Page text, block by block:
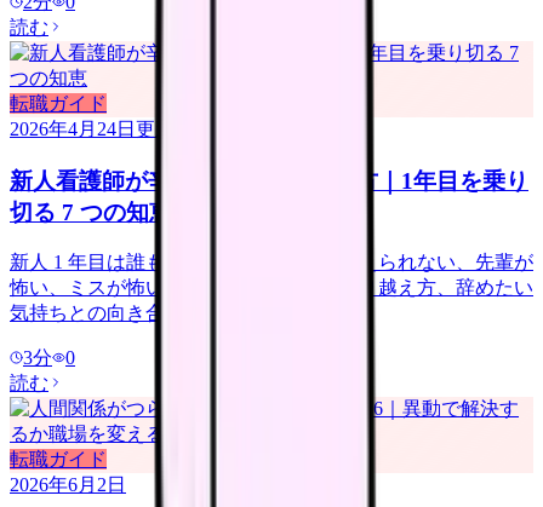
読む
転職ガイド
2026年4月24日 更新
新人看護師が辛い時期の乗り越え方｜1年目を乗り
切る 7 つの知恵
新人 1 年目は誰もが辛い時期。仕事が覚えられない、先輩が
怖い、ミスが怖い——よくある悩みと乗り越え方、辞めたい
気持ちとの向き合い方を解説。
3分
0
読む
転職ガイド
2026年6月2日